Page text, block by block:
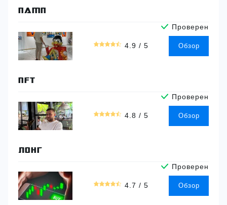
ПАМП
Проверен
4,9
4.9 / 5 Обзор
NFT
Проверен
4,8
4.8 / 5 Обзор
ЛОНГ
Проверен
4,7
4.7 / 5 Обзор